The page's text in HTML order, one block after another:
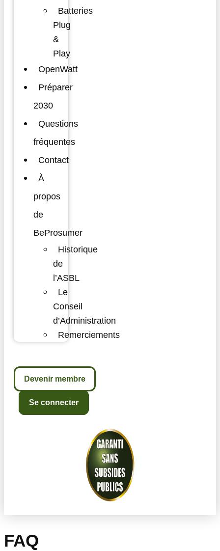
Batteries
Plug
&
Play
OpenWatt
Préparer
2030
Questions
fréquentes
Contact
À
propos
de
BeProsumer
Historique
de
l’ASBL
Le
Conseil
d’Administration
Remerciements
Devenir membre
Se connecter
FAQ